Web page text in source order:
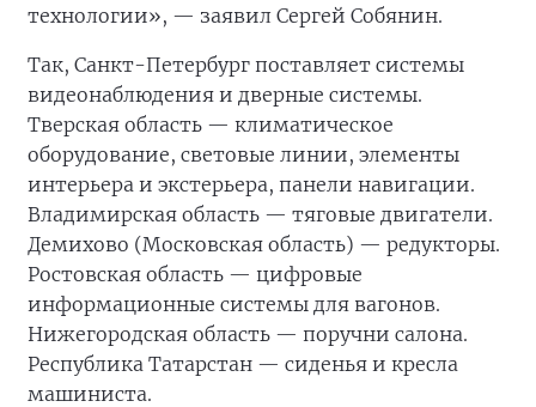
технологии», — заявил Сергей Собянин.
Так, Санкт-Петербург поставляет системы
видеонаблюдения и дверные системы.
Тверская область — климатическое
оборудование, световые линии, элементы
интерьера и экстерьера, панели навигации.
Владимирская область — тяговые двигатели.
Демихово (Московская область) — редукторы.
Ростовская область — цифровые
информационные системы для вагонов.
Нижегородская область — поручни салона.
Республика Татарстан — сиденья и кресла
машиниста.